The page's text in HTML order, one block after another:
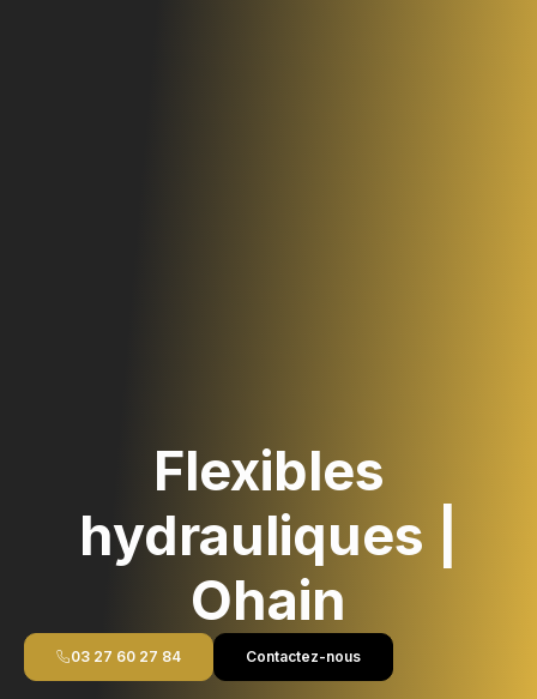
Flexibles
hydrauliques |
Ohain
03 27 60 27 84 Contactez-nous